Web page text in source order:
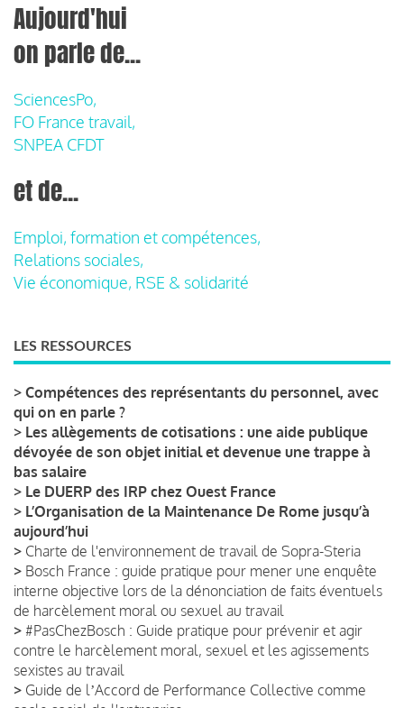
Aujourd'hui
on parle de...
SciencesPo,
FO France travail,
SNPEA CFDT
et de...
Emploi, formation et compétences,
Relations sociales,
Vie économique, RSE & solidarité
LES RESSOURCES
> Compétences des représentants du personnel, avec
qui on en parle ?
> Les allègements de cotisations : une aide publique
dévoyée de son objet initial et devenue une trappe à
bas salaire
> Le DUERP des IRP chez Ouest France
> L’Organisation de la Maintenance De Rome jusqu’à
aujourd’hui
> Charte de l'environnement de travail de Sopra-Steria
> Bosch France : guide pratique pour mener une enquête
interne objective lors de la dénonciation de faits éventuels
de harcèlement moral ou sexuel au travail
> #PasChezBosch : Guide pratique pour prévenir et agir
contre le harcèlement moral, sexuel et les agissements
sexistes au travail
> Guide de lʼAccord de Performance Collective comme